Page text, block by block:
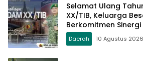
Selamat Ulang
XX/TIB, Keluarga
Berkomitmen
Profesionalisme
Daerah 10 Agustus 2026